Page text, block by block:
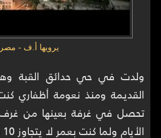
يرويها أ.ف - مصر
ولدت في حي حدائق القبة
القديمة ومنذ نعومة أظفاري
تحصل في غرفة بعينها من